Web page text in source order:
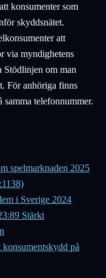
konsumenter som
skyddsnätet.
att
via myndighetens
Stödlinjen om man
För anhöriga finns
telefonnummer.
spelmarknaden 2025
i Sverige 2024
Stärkt
på